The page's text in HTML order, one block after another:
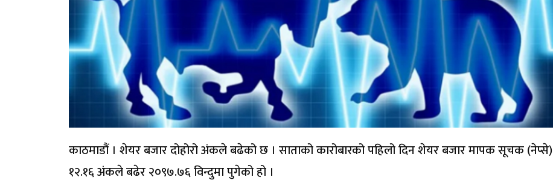
काठमाडौं । शेयर बजार दोहोरो अंकले बढेको छ । साताको कारोबारको पहिलो दिन शेयर बजार मापक सूचक (नेप्से)
१२.१६ अंकले बढेर २०९७.७६ विन्दुमा पुगेको हो ।